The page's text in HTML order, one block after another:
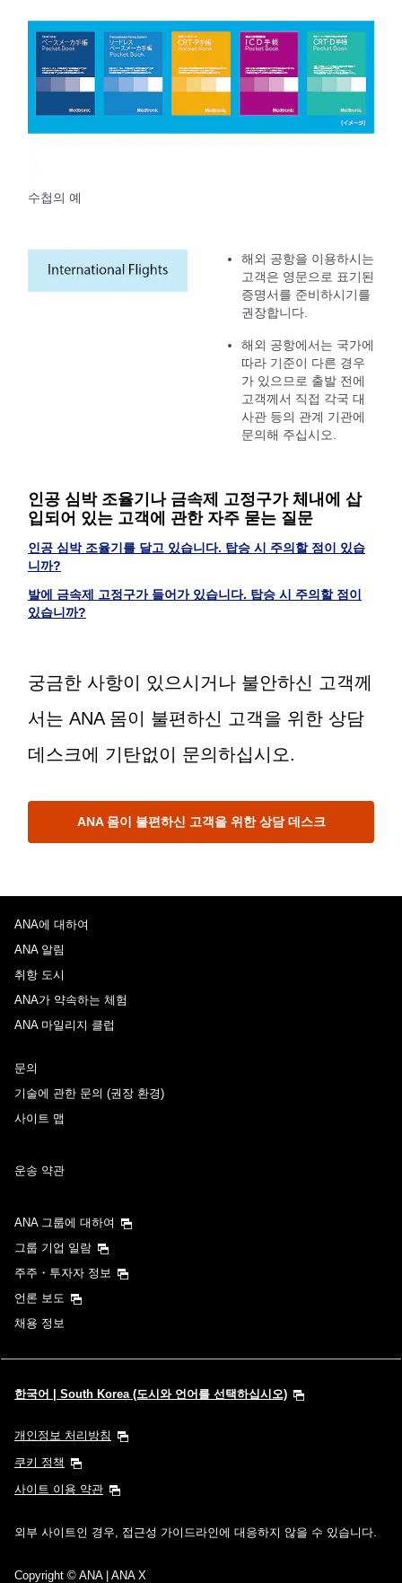
수첩의 예
해외 공항을 이용하시는
고객은 영문으로 표기된
증명서를 준비하시기를
권장합니다.
해외 공항에서는 국가에
따라 기준이 다른 경우
가 있으므로 출발 전에
고객께서 직접 각국 대
사관 등의 관계 기관에
문의해 주십시오.
인공 심박 조율기나 금속제 고정구가 체내에 삽
입되어 있는 고객에 관한 자주 묻는 질문
인공 심박 조율기를 달고 있습니다. 탑승 시 주의할 점이 있습
니까?
발에 금속제 고정구가 들어가 있습니다. 탑승 시 주의할 점이
있습니까?
궁금한 사항이 있으시거나 불안하신 고객께
서는 ANA 몸이 불편하신 고객을 위한 상담
데스크에 기탄없이 문의하십시오.
ANA 몸이 불편하신 고객을 위한 상담 데스크
ANA에 대하여
ANA 알림
취항 도시
ANA가 약속하는 체험
ANA 마일리지 클럽
문의
기술에 관한 문의 (권장 환경)
사이트 맵
운송 약관
ANA 그룹에 대하여
그룹 기업 일람
주주・투자자 정보
언론 보도
채용 정보
한국어 | South Korea (도시와 언어를 선택하십시오)
개인정보 처리방침
쿠키 정책
사이트 이용 약관
외부 사이트인 경우, 접근성 가이드라인에 대응하지 않을 수 있습니다.
Copyright © ANA | ANA X